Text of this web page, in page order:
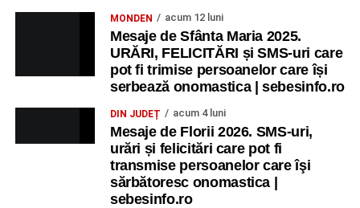
MONDEN acum 12 luni
Mesaje de Sfânta Maria 2025.
URĂRI, FELICITĂRI și SMS-uri care
pot fi trimise persoanelor care își
serbează onomastica | sebesinfo.ro
DIN JUDEȚ acum 4 luni
Mesaje de Florii 2026. SMS-uri,
urări și felicitări care pot fi
transmise persoanelor care îşi
sărbătoresc onomastica |
sebesinfo.ro